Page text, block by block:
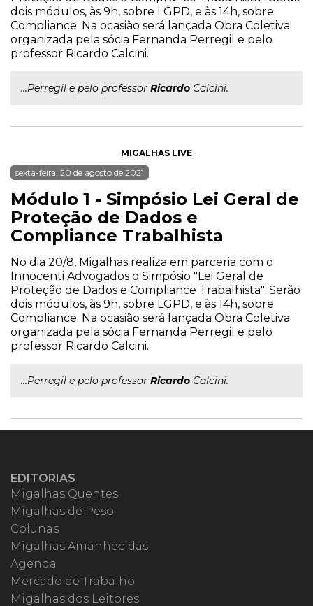
dois módulos, às 9h, sobre LGPD, e às 14h, sobre
Compliance. Na ocasião será lançada Obra Coletiva
organizada pela sócia Fernanda Perregil e pelo
professor Ricardo Calcini.
...Perregil e pelo professor Ricardo Calcini.
MIGALHAS LIVE
sexta-feira, 20 de agosto de 2021
Módulo 1 - Simpósio Lei Geral de
Proteção de Dados e
Compliance Trabalhista
No dia 20/8, Migalhas realiza em parceria com o
Innocenti Advogados o Simpósio "Lei Geral de
Proteção de Dados e Compliance Trabalhista". Serão
dois módulos, às 9h, sobre LGPD, e às 14h, sobre
Compliance. Na ocasião será lançada Obra Coletiva
organizada pela sócia Fernanda Perregil e pelo
professor Ricardo Calcini.
...Perregil e pelo professor Ricardo Calcini.
EDITORIAS
Migalhas Quentes
Migalhas de Peso
Colunas
Migalhas Amanhecidas
Agenda
Mercado de Trabalho
Migalhas dos Leitores